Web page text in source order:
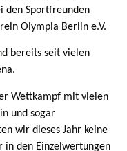
den Sportfreunden
Olympia Berlin e.V.
bereits seit vielen
Wettkampf mit vielen
und sogar
wir dieses Jahr keine
in den Einzelwertungen